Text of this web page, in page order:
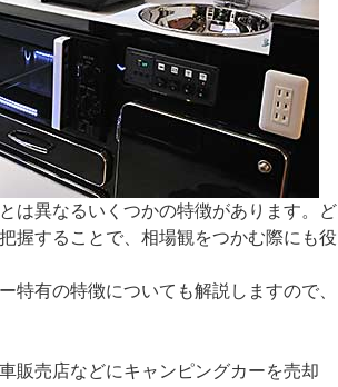
は異なるいくつかの特徴があります。ど
握することで、相場観をつかむ際にも役
特有の特徴についても解説しますので、
販売店などにキャンピングカーを売却